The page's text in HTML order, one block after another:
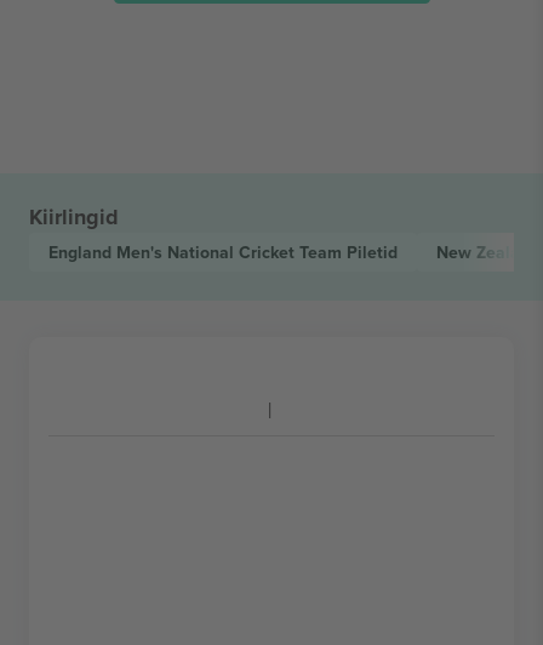
Kiirlingid
England Men's National Cricket Team Piletid New